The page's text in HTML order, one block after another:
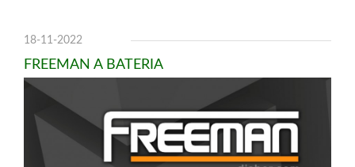
Clavadoras Batería
Grapadoras Bateria
Clavadoras Neumáticas Freeman
Grapadoras Neumáticas Freeman
Grapadoras manuales Freeman
Accesorios
18-11-2022
FREEMAN A BATERIA